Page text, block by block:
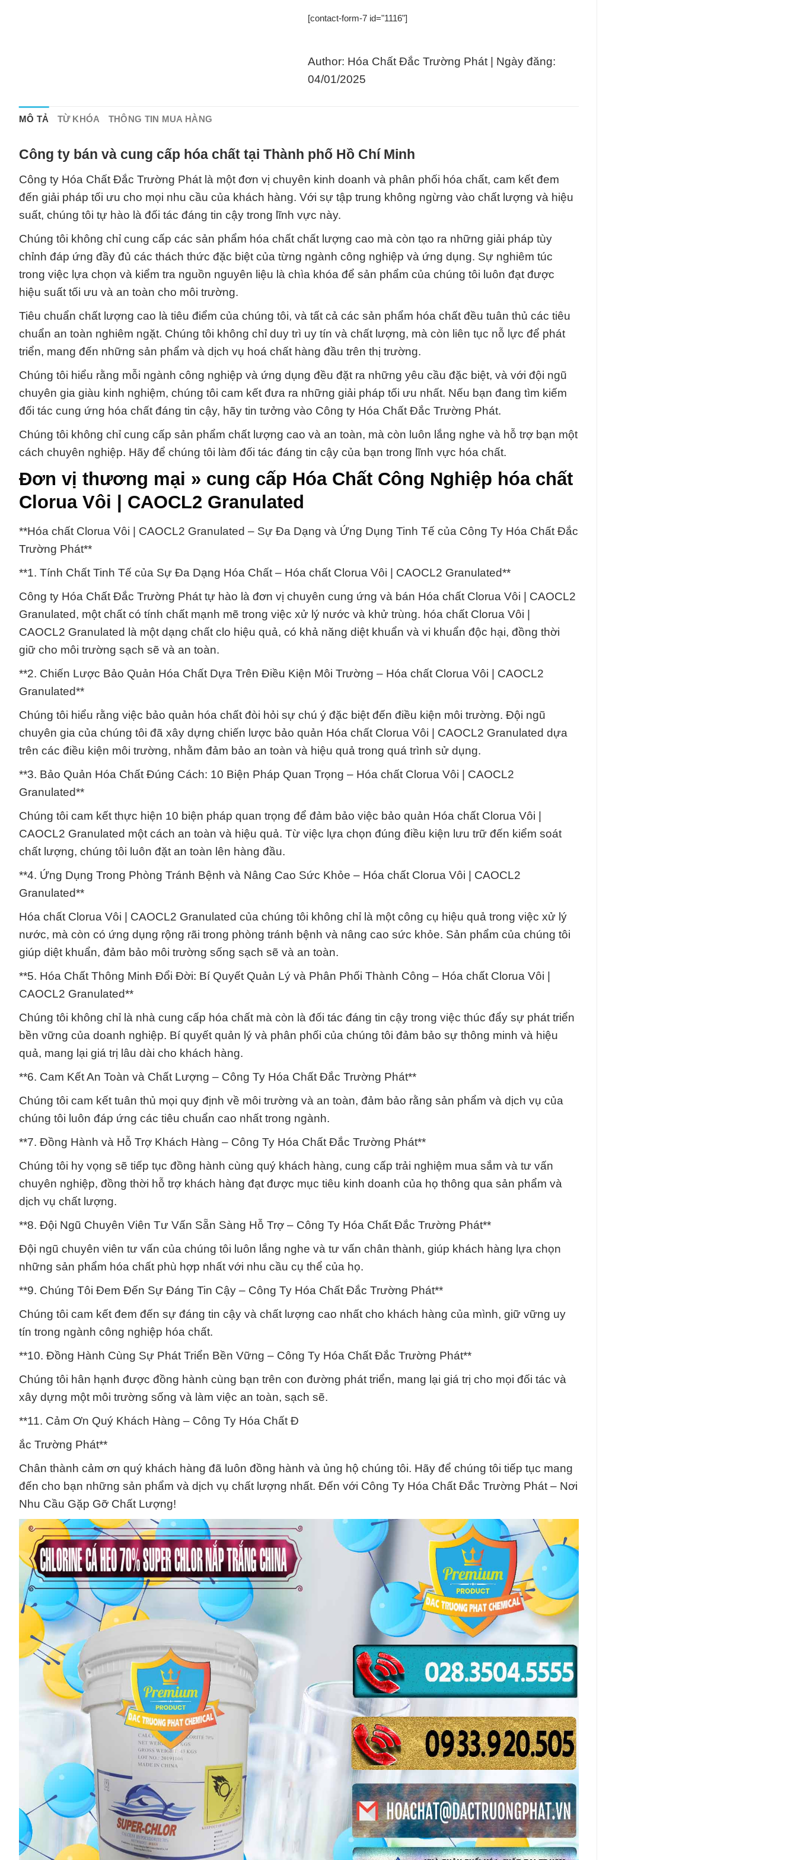
[contact-form-7 id="1116"]
Author: Hóa Chất Đắc Trường Phát | Ngày đăng:
04/01/2025
MÔ TẢ TỪ KHÓA THÔNG TIN MUA HÀNG
Công ty bán và cung cấp hóa chất tại Thành phố Hồ Chí Minh
Công ty Hóa Chất Đắc Trường Phát là một đơn vị chuyên kinh doanh và phân phối hóa chất, cam kết đem
đến giải pháp tối ưu cho mọi nhu cầu của khách hàng. Với sự tập trung không ngừng vào chất lượng và hiệu
suất, chúng tôi tự hào là đối tác đáng tin cậy trong lĩnh vực này.
Chúng tôi không chỉ cung cấp các sản phẩm hóa chất chất lượng cao mà còn tạo ra những giải pháp tùy
chỉnh đáp ứng đầy đủ các thách thức đặc biệt của từng ngành công nghiệp và ứng dụng. Sự nghiêm túc
trong việc lựa chọn và kiểm tra nguồn nguyên liệu là chìa khóa để sản phẩm của chúng tôi luôn đạt được
hiệu suất tối ưu và an toàn cho môi trường.
Tiêu chuẩn chất lượng cao là tiêu điểm của chúng tôi, và tất cả các sản phẩm hóa chất đều tuân thủ các tiêu
chuẩn an toàn nghiêm ngặt. Chúng tôi không chỉ duy trì uy tín và chất lượng, mà còn liên tục nỗ lực để phát
triển, mang đến những sản phẩm và dịch vụ hoá chất hàng đầu trên thị trường.
Chúng tôi hiểu rằng mỗi ngành công nghiệp và ứng dụng đều đặt ra những yêu cầu đặc biệt, và với đội ngũ
chuyên gia giàu kinh nghiệm, chúng tôi cam kết đưa ra những giải pháp tối ưu nhất. Nếu bạn đang tìm kiếm
đối tác cung ứng hóa chất đáng tin cậy, hãy tin tưởng vào Công ty Hóa Chất Đắc Trường Phát.
Chúng tôi không chỉ cung cấp sản phẩm chất lượng cao và an toàn, mà còn luôn lắng nghe và hỗ trợ bạn một
cách chuyên nghiệp. Hãy để chúng tôi làm đối tác đáng tin cậy của bạn trong lĩnh vực hóa chất.
Đơn vị thương mại » cung cấp Hóa Chất Công Nghiệp hóa chất
Clorua Vôi | CAOCL2 Granulated
**Hóa chất Clorua Vôi | CAOCL2 Granulated – Sự Đa Dạng và Ứng Dụng Tinh Tế của Công Ty Hóa Chất Đắc
Trường Phát**
**1. Tính Chất Tinh Tế của Sự Đa Dạng Hóa Chất – Hóa chất Clorua Vôi | CAOCL2 Granulated**
Công ty Hóa Chất Đắc Trường Phát tự hào là đơn vị chuyên cung ứng và bán Hóa chất Clorua Vôi | CAOCL2
Granulated, một chất có tính chất mạnh mẽ trong việc xử lý nước và khử trùng. hóa chất Clorua Vôi |
CAOCL2 Granulated là một dạng chất clo hiệu quả, có khả năng diệt khuẩn và vi khuẩn độc hại, đồng thời
giữ cho môi trường sạch sẽ và an toàn.
**2. Chiến Lược Bảo Quản Hóa Chất Dựa Trên Điều Kiện Môi Trường – Hóa chất Clorua Vôi | CAOCL2
Granulated**
Chúng tôi hiểu rằng việc bảo quản hóa chất đòi hỏi sự chú ý đặc biệt đến điều kiện môi trường. Đội ngũ
chuyên gia của chúng tôi đã xây dựng chiến lược bảo quản Hóa chất Clorua Vôi | CAOCL2 Granulated dựa
trên các điều kiện môi trường, nhằm đảm bảo an toàn và hiệu quả trong quá trình sử dụng.
**3. Bảo Quản Hóa Chất Đúng Cách: 10 Biện Pháp Quan Trọng – Hóa chất Clorua Vôi | CAOCL2
Granulated**
Chúng tôi cam kết thực hiện 10 biện pháp quan trọng để đảm bảo việc bảo quản Hóa chất Clorua Vôi |
CAOCL2 Granulated một cách an toàn và hiệu quả. Từ việc lựa chọn đúng điều kiện lưu trữ đến kiểm soát
chất lượng, chúng tôi luôn đặt an toàn lên hàng đầu.
**4. Ứng Dụng Trong Phòng Tránh Bệnh và Nâng Cao Sức Khỏe – Hóa chất Clorua Vôi | CAOCL2
Granulated**
Hóa chất Clorua Vôi | CAOCL2 Granulated của chúng tôi không chỉ là một công cụ hiệu quả trong việc xử lý
nước, mà còn có ứng dụng rộng rãi trong phòng tránh bệnh và nâng cao sức khỏe. Sản phẩm của chúng tôi
giúp diệt khuẩn, đảm bảo môi trường sống sạch sẽ và an toàn.
**5. Hóa Chất Thông Minh Đổi Đời: Bí Quyết Quản Lý và Phân Phối Thành Công – Hóa chất Clorua Vôi |
CAOCL2 Granulated**
Chúng tôi không chỉ là nhà cung cấp hóa chất mà còn là đối tác đáng tin cậy trong việc thúc đẩy sự phát triển
bền vững của doanh nghiệp. Bí quyết quản lý và phân phối của chúng tôi đảm bảo sự thông minh và hiệu
quả, mang lại giá trị lâu dài cho khách hàng.
**6. Cam Kết An Toàn và Chất Lượng – Công Ty Hóa Chất Đắc Trường Phát**
Chúng tôi cam kết tuân thủ mọi quy định về môi trường và an toàn, đảm bảo rằng sản phẩm và dịch vụ của
chúng tôi luôn đáp ứng các tiêu chuẩn cao nhất trong ngành.
**7. Đồng Hành và Hỗ Trợ Khách Hàng – Công Ty Hóa Chất Đắc Trường Phát**
Chúng tôi hy vọng sẽ tiếp tục đồng hành cùng quý khách hàng, cung cấp trải nghiệm mua sắm và tư vấn
chuyên nghiệp, đồng thời hỗ trợ khách hàng đạt được mục tiêu kinh doanh của họ thông qua sản phẩm và
dịch vụ chất lượng.
**8. Đội Ngũ Chuyên Viên Tư Vấn Sẵn Sàng Hỗ Trợ – Công Ty Hóa Chất Đắc Trường Phát**
Đội ngũ chuyên viên tư vấn của chúng tôi luôn lắng nghe và tư vấn chân thành, giúp khách hàng lựa chọn
những sản phẩm hóa chất phù hợp nhất với nhu cầu cụ thể của họ.
**9. Chúng Tôi Đem Đến Sự Đáng Tin Cậy – Công Ty Hóa Chất Đắc Trường Phát**
Chúng tôi cam kết đem đến sự đáng tin cậy và chất lượng cao nhất cho khách hàng của mình, giữ vững uy
tín trong ngành công nghiệp hóa chất.
**10. Đồng Hành Cùng Sự Phát Triển Bền Vững – Công Ty Hóa Chất Đắc Trường Phát**
Chúng tôi hân hạnh được đồng hành cùng bạn trên con đường phát triển, mang lại giá trị cho mọi đối tác và
xây dựng một môi trường sống và làm việc an toàn, sạch sẽ.
**11. Cảm Ơn Quý Khách Hàng – Công Ty Hóa Chất Đ
ắc Trường Phát**
Chân thành cảm ơn quý khách hàng đã luôn đồng hành và ủng hộ chúng tôi. Hãy để chúng tôi tiếp tục mang
đến cho bạn những sản phẩm và dịch vụ chất lượng nhất. Đến với Công Ty Hóa Chất Đắc Trường Phát – Nơi
Nhu Cầu Gặp Gỡ Chất Lượng!